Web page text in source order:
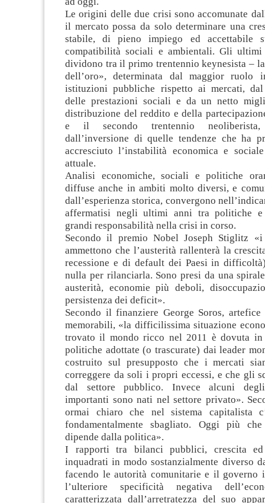
Le origini delle due crisi sono accomunate
il mercato possa da solo determinare una
stabile, di pieno impiego ed accettabile
compatibilità sociali e ambientali. Gli ultimi
dividono tra il primo trentennio keynesista –
dell’oro», determinata dal maggior ruolo
istituzioni pubbliche rispetto ai mercati,
delle prestazioni sociali e da un netto
distribuzione del reddito e della
e il secondo trentennio neoliberista,
dall’inversione di quelle tendenze che ha
accresciuto l’instabilità economica e
attuale.
Analisi economiche, sociali e politiche
diffuse anche in ambiti molto diversi, e
dall’esperienza storica, convergono
affermatisi negli ultimi anni tra politiche e
grandi responsabilità nella crisi in corso.
Secondo il premio Nobel Joseph Stiglitz «i
ammettono che l’austerità rallenterà la
recessione e di default dei Paesi in
nulla per rilanciarla. Sono presi da una
austerità, economie più deboli,
persistenza dei deficit».
Secondo il finanziere George Soros,
memorabili, «la difficilissima situazione
trovato il mondo ricco nel 2011 è dovuta in
politiche adottate (o trascurate) dai leader
costruito sul presupposto che i mercati
correggere da soli i propri eccessi, e che gli
dal settore pubblico. Invece alcuni
importanti sono nati nel settore privato».
ormai chiaro che nel sistema capitalista
fondamentalmente sbagliato. Oggi più
dipende dalla politica».
I rapporti tra bilanci pubblici, crescita ed
inquadrati in modo sostanzialmente diverso
facendo le autorità comunitarie e il governo
l’ulteriore specificità negativa
caratterizzata dall’arretratezza del suo